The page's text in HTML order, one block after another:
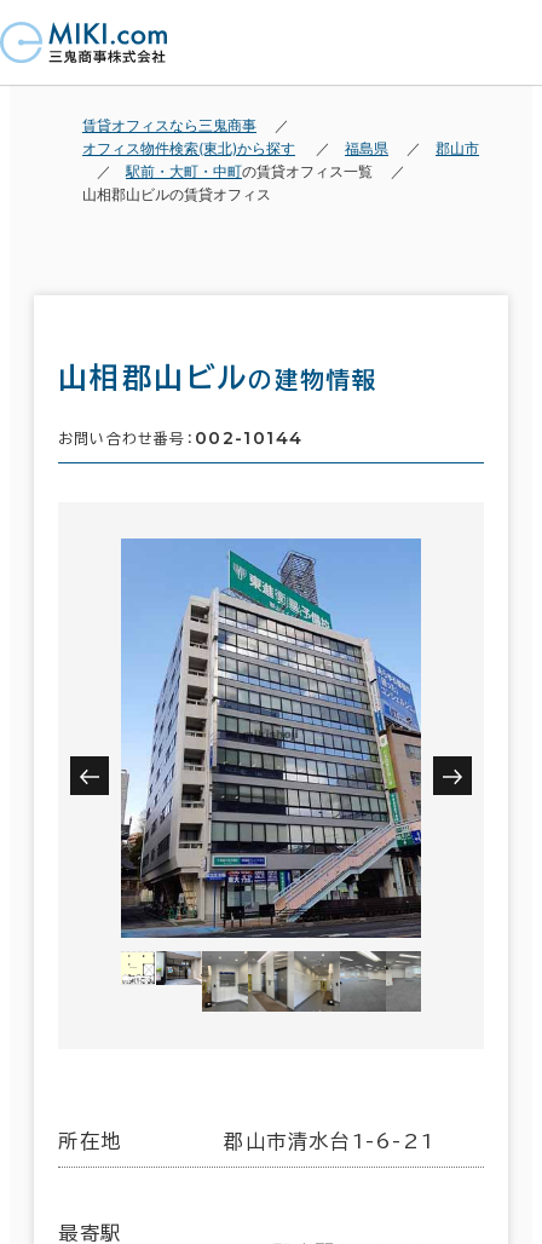
賃貸オフィスなら三鬼商事
オフィス物件検索(東北)から探す
福島県
郡山市
駅前・大町・中町の賃貸オフィス一覧
山相郡山ビルの賃貸オフィス
山相郡山ビルの建物情報
お問い合わせ番号： 002-10144
所在地 郡山市清水台1-6-21
最寄駅